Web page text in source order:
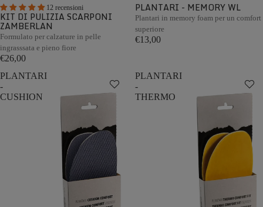
12 recensioni
KIT DI PULIZIA SCARPONI
ZAMBERLAN
Formulato per calzature in pelle
ingrasssata e pieno fiore
€26,00
PLANTARI - MEMORY WL
Plantari in memory foam per un comfort
superiore
€13,00
PLANTARI
-
CUSHION
PLANTARI
-
THERMO